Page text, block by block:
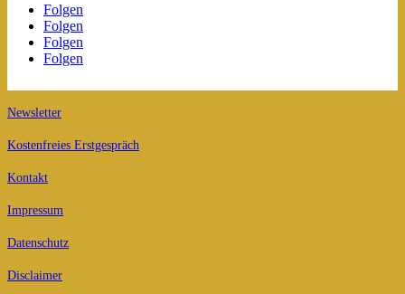
Folgen
Folgen
Folgen
Folgen
Newsletter
Kostenfreies Erstgespräch
Kontakt
Impressum
Datenschutz
Disclaimer